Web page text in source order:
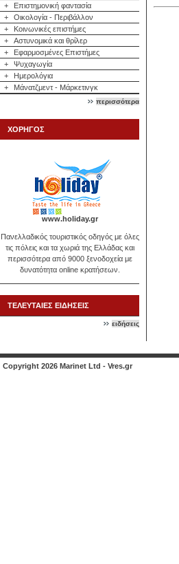
+
Επιστημονική φαντασία
+
Οικολογία - Περιβάλλον
+
Κοινωνικές επιστήμες
+
Αστυνομικά και θρίλερ
+
Εφαρμοσμένες Επιστήμες
+
Ψυχαγωγία
+
Ημερολόγια
+
Μάνατζμεντ - Μάρκετινγκ
περισσότερα
ΧΟΡΗΓΟΣ
www.holiday.gr
Πανελλαδικός τουριστικός οδηγός με όλες
τις πόλεις και τα χωριά της Ελλάδας και
περισσότερα από 9000 ξενοδοχεία με
δυνατότητα online κρατήσεων.
ΤΕΛΕΥΤΑΙΕΣ ΕΙΔΗΣΕΙΣ
ειδήσεις
Copyright 2026 Marinet Ltd - Vres.gr